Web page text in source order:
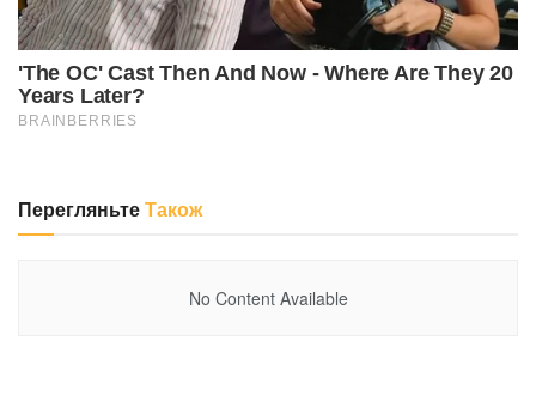
ПерегляньтеТакож
No Content Available